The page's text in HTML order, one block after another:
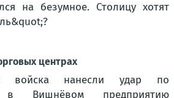
центрах
войска нанесли удар по
в Вишнёвом предприятию